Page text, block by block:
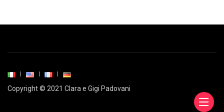
Copyright © 2021 Clara e Gigi Padovani